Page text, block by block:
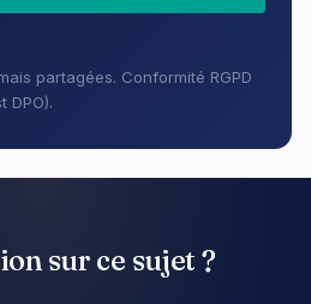
partagées. Conformité RGPD
DPO).
sur ce sujet ?